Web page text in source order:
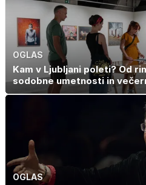
OGLAS
Kam v Ljubljani poleti? Od
sodobne umetnosti in
OGLAS